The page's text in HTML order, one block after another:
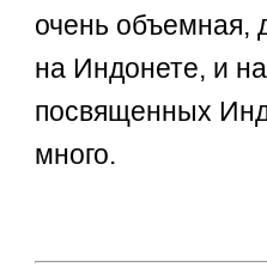
очень объемная,
на Индонете, и
посвященных
много.